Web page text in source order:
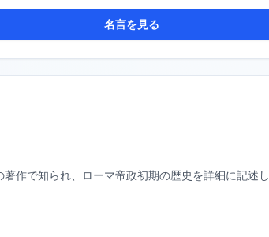
名言を見る
作で知られ、ローマ帝政初期の歴史を詳細に記述し